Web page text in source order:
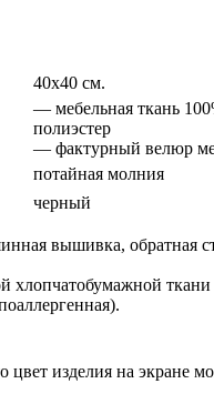
40х40 см.
— мебельная ткань
полиэстер
— фактурный велюр
потайная молния
черный
вышивка, обратная
хлопчатобумажной ткани
изделия на экране